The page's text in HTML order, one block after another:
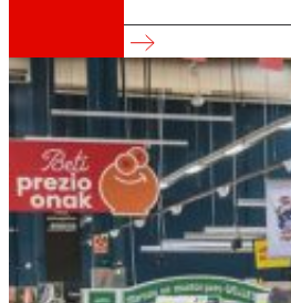
Así somos
Todo o noso ADN:
Cooperativa
Mantén o impulso